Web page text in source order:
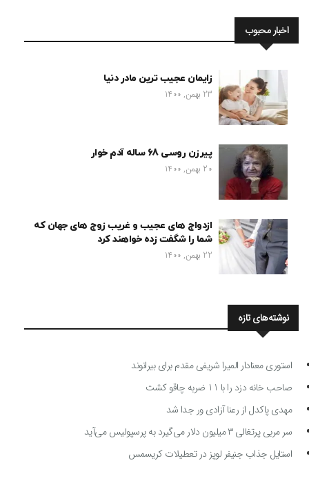
اخبار محبوب
زایمان عجیب ترین مادر دنیا
23 بهمن, 1400
پیرزن روسی 68 ساله آدم خوار
20 بهمن, 1400
ازدواج های عجیب و غریب زوج های جهان که
شما را شگفت زده خواهند کرد
22 بهمن, 1400
نوشته‌های تازه
استوری معنادار المیرا شریفی مقدم برای بیرانوند
صاحب خانه دزد را با 11 ضربه چاقو کشت
مهدی پاکدل از رعنا آزادی ور جدا شد
سر مربی پرتغالی ۳ میلیون دلار می‌گیرد به پرسپولیس می‌آید
استایل جذاب جنیفر لوپز در تعطیلات کریسمس